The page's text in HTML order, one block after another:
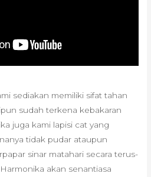
sediakan memiliki sifat tahan
sudah terkena kebakaran
juga kami lapisi cat yang
tidak pudar ataupun
sinar matahari secara terus-
akan senantiasa